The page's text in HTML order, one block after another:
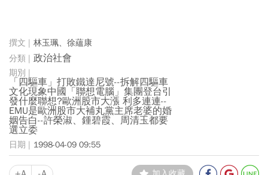
林玉珮、徐蘊康
政治社會
「四驅車」打敗鐵達尼號--拆解四驅車
文化現象中國「聯想電腦」集團登台引
發什麼聯想?歐洲股市大漲 利多連連--
EMU是歐洲股市大補丸黨主席老婆的婚
姻告白--許榮淑、鍾碧霞、周清玉都要
選立委
1998-04-09 09:55